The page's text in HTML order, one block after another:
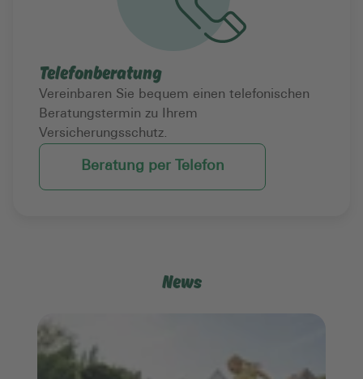
Telefonberatung
Vereinbaren Sie bequem einen telefonischen
Beratungstermin zu Ihrem
Versicherungsschutz.
Beratung per Telefon
News